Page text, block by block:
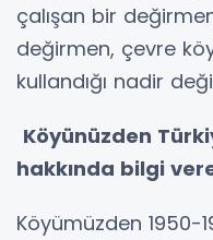
çalışan bir
değirmen, çevre
kullandığı nadir
Köyünüzden
hakkında bilgi
Köyümüzden 1950-